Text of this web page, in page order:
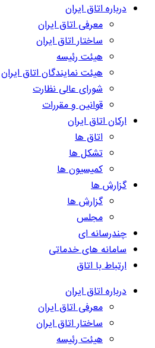
درباره اتاق ایران
معرفی اتاق ایران
ساختار اتاق ایران
هیئت رئیسه
هیئت نمایندگان اتاق ایران
شورای عالی نظارت
قوانین و مقررات
ارکان اتاق ایران
اتاق ها
تشکل ها
کمیسیون ها
گزارش ها
گزارش ها
مجلس
چندرسانه ای
سامانه های خدماتی
ارتباط با اتاق
درباره اتاق ایران
معرفی اتاق ایران
ساختار اتاق ایران
هیئت رئیسه